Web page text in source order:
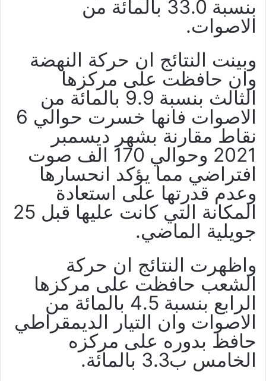
بنسبة 33.0 بالمائة من
الاصوات.
وبينت النتائج ان حركة النهضة
وان حافظت على مركزها
الثالث بنسبة 9.9 بالمائة من
الاصوات فانها خسرت حوالي 6
نقاط مقارنة بشهر ديسمبر
2021 وحوالي 170 الف صوت
افتراضي مما يؤكد انحسارها
وعدم قدرتها على استعادة
المكانة التي كانت عليها قبل 25
جويلية الماضي.
واظهرت النتائج ان حركة
الشعب حافظت على مركزها
الرابع بنسبة 4.5 بالمائة من
الاصوات وان التيار الديمقراطي
حافظ بدوره على مركزه
الخامس ب3.3 بالمائة.